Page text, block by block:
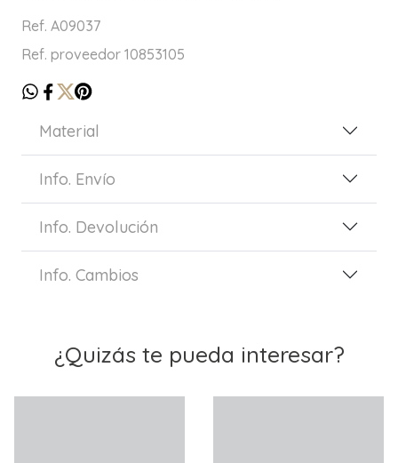
Ref. A09037
Ref. proveedor 10853105
Material
Info. Envío
Info. Devolución
Info. Cambios
¿Quizás te pueda interesar?